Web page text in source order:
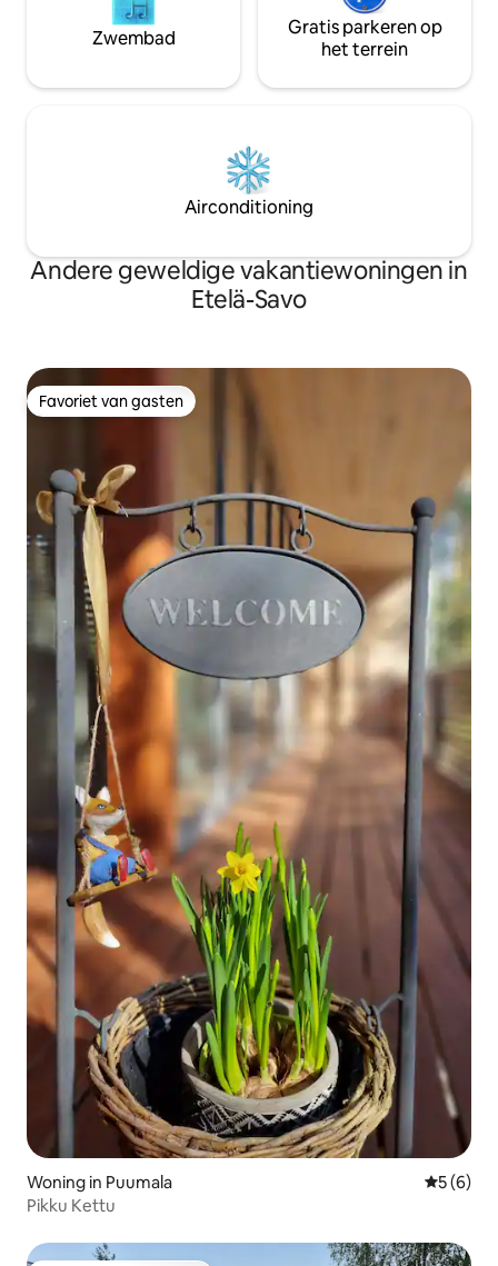
Zwembad
Gratis parkeren op
het terrein
Airconditioning
Andere geweldige vakantiewoningen in
Etelä-Savo
Favoriet van gasten
Favoriet van gasten
Woning in Puumala
5 (6)
Pikku Kettu